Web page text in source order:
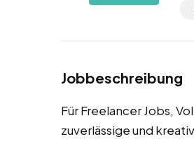
Jobbeschreibung
Für Freelancer Jobs,
zuverlässige und